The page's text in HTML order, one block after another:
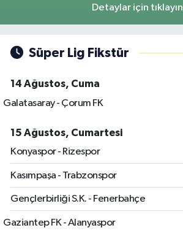
Detaylar için tıklayın
Süper Lig Fikstür
14 Ağustos, Cuma
Galatasaray - Çorum FK
15 Ağustos, Cumartesi
Konyaspor - Rizespor
Kasımpaşa - Trabzonspor
Gençlerbirliği S.K. - Fenerbahçe
Gaziantep FK - Alanyaspor